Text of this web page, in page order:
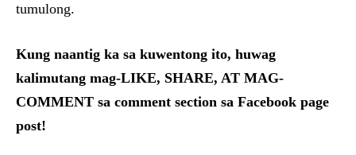
tumulong.
Kung naantig ka sa kuwentong ito, huwag
kalimutang mag-LIKE, SHARE, AT MAG-
COMMENT sa comment section sa Facebook page
post!